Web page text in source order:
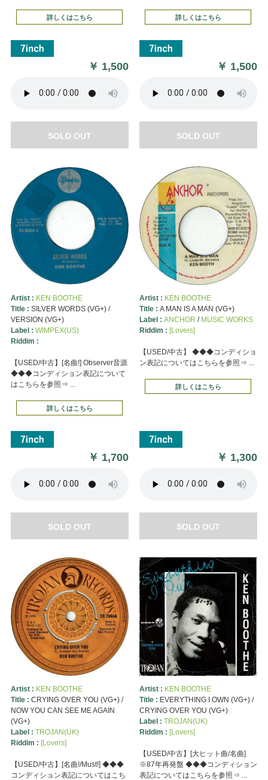
詳しくはこちら
￥ 1,500
SOLD OUT
詳しくはこちら
￥ 1,500
SOLD OUT
Artist : KEN BOOTHE
Title : SILVER WORDS (VG+) /
VERSION (VG+)
Label : WIMPEX(US)
Riddim :
【USED/中古】[名曲!] Observer音源
◆◆◆コンディション表記について
はこちらを参照⇒ ...
詳しくはこちら
￥ 1,700
SOLD OUT
Artist : KEN BOOTHE
Title : A MAN IS A MAN (VG+)
Label : ANCHOR / MUSIC WORKS
Riddim : [Lovers]
【USED/中古】 ◆◆◆コンディショ
ン表記についてはこちらを参照⇒ ...
詳しくはこちら
￥ 1,300
SOLD OUT
Artist : KEN BOOTHE
Title : CRYING OVER YOU (VG+) /
NOW YOU CAN SEE ME AGAIN
(VG+)
Label : TROJAN(UK)
Riddim : [Lovers]
【USED/中古】[名曲!/Must!] ◆◆◆
コンディション表記についてはこち
Artist : KEN BOOTHE
Title : EVERYTHING I OWN (VG+) /
CRYING OVER YOU (VG+)
Label : TROJAN(UK)
Riddim : [Lovers]
【USED/中古】[大ヒット曲/名曲]
※87年再発盤 ◆◆◆コンディション
表記についてはこちらを参照⇒ ...